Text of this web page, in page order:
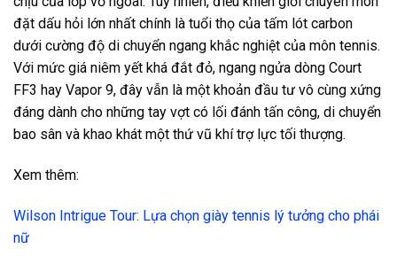
đặt dấu hỏi lớn nhất chính là tuổi thọ của tấm lót carbon
dưới cường độ di chuyển ngang khắc nghiệt của môn tennis.
Với mức giá niêm yết khá đắt đỏ, ngang ngửa dòng Court
FF3 hay Vapor 9, đây vẫn là một khoản đầu tư vô cùng xứng
đáng dành cho những tay vợt có lối đánh tấn công, di chuyển
bao sân và khao khát một thứ vũ khí trợ lực tối thượng.
Xem thêm:
Wilson Intrigue Tour: Lựa chọn giày tennis lý tưởng cho phái
nữ